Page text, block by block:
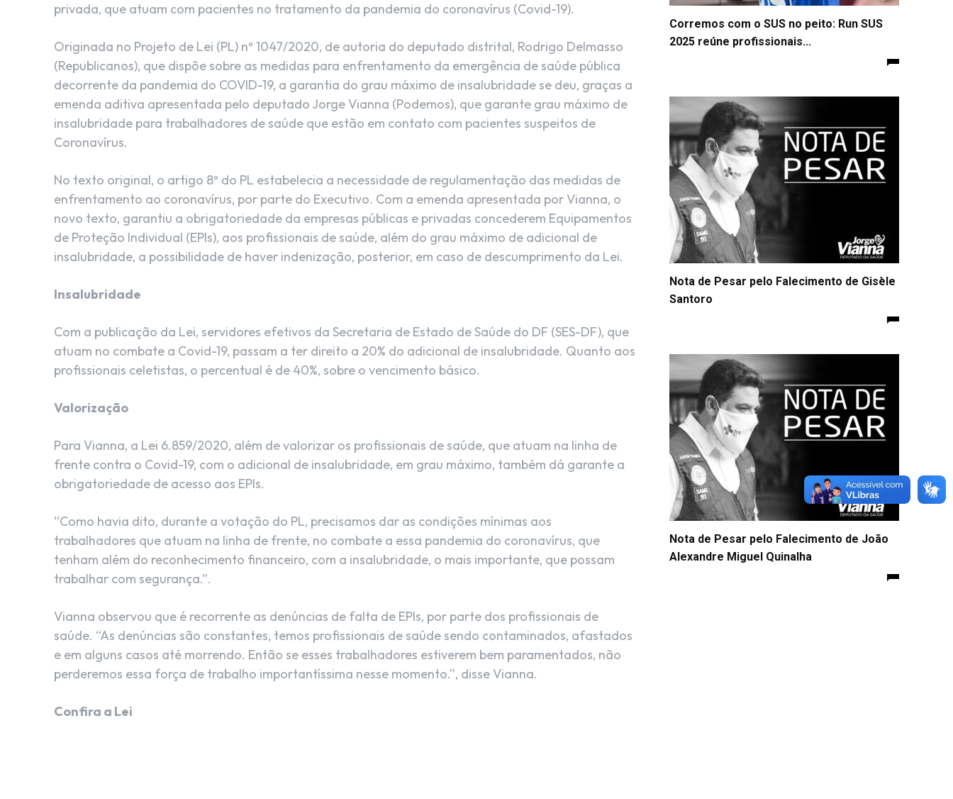
privada, que atuam com pacientes no tratamento da pandemia do coronavírus (Covid-19).
Originada no Projeto de Lei (PL) nº 1047/2020, de autoria do deputado distrital, Rodrigo Delmasso
(Republicanos), que dispõe sobre as medidas para enfrentamento da emergência de saúde pública
decorrente da pandemia do COVID-19, a garantia do grau máximo de insalubridade se deu, graças a
emenda aditiva apresentada pelo deputado Jorge Vianna (Podemos), que garante grau máximo de
insalubridade para trabalhadores de saúde que estão em contato com pacientes suspeitos de
Coronavírus.
No texto original, o artigo 8º do PL estabelecia a necessidade de regulamentação das medidas de
enfrentamento ao coronavírus, por parte do Executivo. Com a emenda apresentada por Vianna, o
novo texto, garantiu a obrigatoriedade da empresas públicas e privadas concederem Equipamentos
de Proteção Individual (EPIs), aos profissionais de saúde, além do grau máximo de adicional de
insalubridade, a possibilidade de haver indenização, posterior, em caso de descumprimento da Lei.
Insalubridade
Com a publicação da Lei, servidores efetivos da Secretaria de Estado de Saúde do DF (SES-DF), que
atuam no combate a Covid-19, passam a ter direito a 20% do adicional de insalubridade. Quanto aos
profissionais celetistas, o percentual é de 40%, sobre o vencimento básico.
Valorização
Para Vianna, a Lei 6.859/2020, além de valorizar os profissionais de saúde, que atuam na linha de
frente contra o Covid-19, com o adicional de insalubridade, em grau máximo, também dá garante a
obrigatoriedade de acesso aos EPIs.
“Como havia dito, durante a votação do PL, precisamos dar as condições mínimas aos
trabalhadores que atuam na linha de frente, no combate a essa pandemia do coronavírus, que
tenham além do reconhecimento financeiro, com a insalubridade, o mais importante, que possam
trabalhar com segurança.”.
Vianna observou que é recorrente as denúncias de falta de EPIs, por parte dos profissionais de
saúde. “As denúncias são constantes, temos profissionais de saúde sendo contaminados, afastados
e em alguns casos até morrendo. Então se esses trabalhadores estiverem bem paramentados, não
perderemos essa força de trabalho importantíssima nesse momento.”, disse Vianna.
Confira a Lei
Corremos com o SUS no peito: Run SUS
2025 reúne profissionais...
Nota de Pesar pelo Falecimento de Gisèle
Santoro
Nota de Pesar pelo Falecimento de João
Alexandre Miguel Quinalha